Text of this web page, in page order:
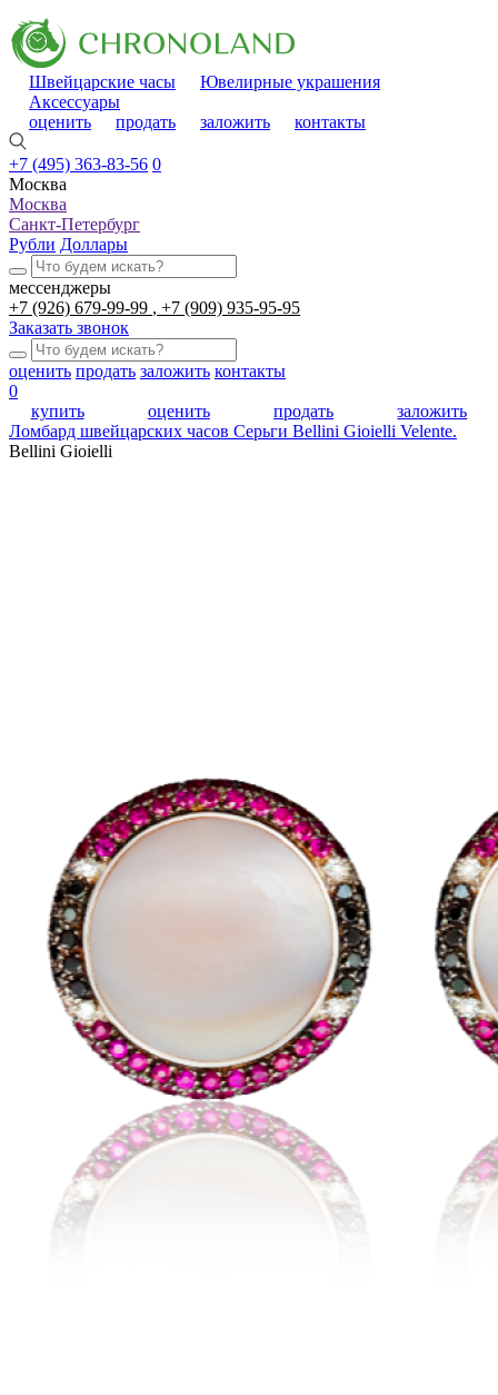
Швейцарские часы
Ювелирные украшения
Аксессуары
оценить
продать заложить контакты
+7 (495) 363-83-56 0
Москва
Москва
Санкт-Петербург
Рубли Доллары
мессенджеры
+7 (926) 679-99-99
+7 (909) 935-95-95
Заказать звонок
оценить продать заложить контакты
0
купить
оценить продать
заложить
Ломбард швейцарских часов Серьги Bellini Gioielli Velentе.
Bellini Gioielli